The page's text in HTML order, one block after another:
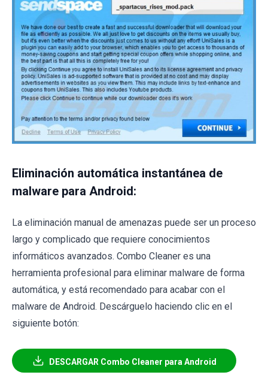
Eliminación automática instantánea de
malware para Android:
La eliminación manual de amenazas puede ser un proceso
largo y complicado que requiere conocimientos
informáticos avanzados. Combo Cleaner es una
herramienta profesional para eliminar malware de forma
automática, y está recomendado para acabar con el
malware de Android. Descárguelo haciendo clic en el
siguiente botón:
DESCARGAR Combo Cleaner para Android